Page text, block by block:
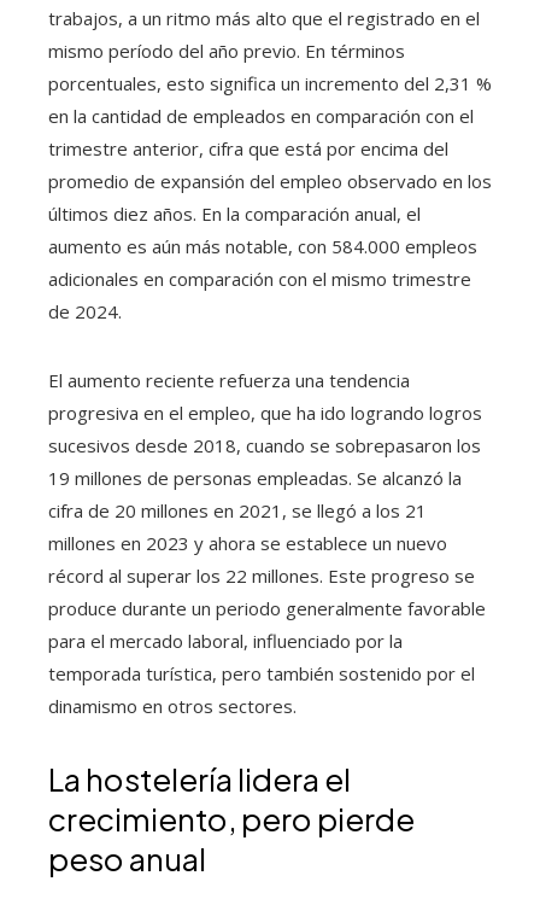
trabajos, a un ritmo más alto que el registrado en el
mismo período del año previo. En términos
porcentuales, esto significa un incremento del 2,31 %
en la cantidad de empleados en comparación con el
trimestre anterior, cifra que está por encima del
promedio de expansión del empleo observado en los
últimos diez años. En la comparación anual, el
aumento es aún más notable, con 584.000 empleos
adicionales en comparación con el mismo trimestre
de 2024.
El aumento reciente refuerza una tendencia
progresiva en el empleo, que ha ido logrando logros
sucesivos desde 2018, cuando se sobrepasaron los
19 millones de personas empleadas. Se alcanzó la
cifra de 20 millones en 2021, se llegó a los 21
millones en 2023 y ahora se establece un nuevo
récord al superar los 22 millones. Este progreso se
produce durante un periodo generalmente favorable
para el mercado laboral, influenciado por la
temporada turística, pero también sostenido por el
dinamismo en otros sectores.
La hostelería lidera el
crecimiento, pero pierde
peso anual